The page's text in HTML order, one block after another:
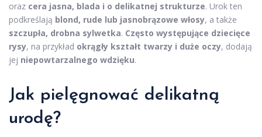
oraz cera jasna, blada i o delikatnej strukturze. Urok ten
podkreślają blond, rude lub jasnobrązowe włosy, a także
szczupła, drobna sylwetka. Często występujące dziecięce
rysy, na przykład okrągły kształt twarzy i duże oczy, dodają
jej niepowtarzalnego wdzięku.
Jak pielęgnować delikatną
urodę?